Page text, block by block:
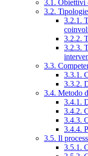
3.1. Obiettivi
3.2.
3.2.1.
3.2.2.
3.2.3.
3.3.
3.3.1.
3.3.2.
3.4. Metodo
3.4.1.
3.4.2.
3.4.3.
3.4.4.
3.5. Il
3.5.1.